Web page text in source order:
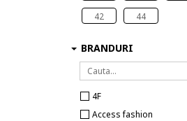
42
44
BRANDURI
4F
Access fashion